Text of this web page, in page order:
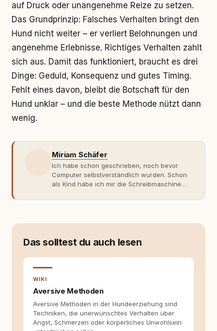
auf Druck oder unangenehme Reize zu setzen.
Das Grundprinzip: Falsches Verhalten bringt den
Hund nicht weiter – er verliert Belohnungen und
angenehme Erlebnisse. Richtiges Verhalten zahlt
sich aus. Damit das funktioniert, braucht es drei
Dinge: Geduld, Konsequenz und gutes Timing.
Fehlt eines davon, bleibt die Botschaft für den
Hund unklar – und die beste Methode nützt dann
wenig.
Miriam Schäfer
Ich habe schon geschrieben, noch bevor
Computer selbstverständlich wurden. Schon
als Kind habe ich mir die Schreibmaschine
getippt: Geschichten, Beobachtungen,
weniger guten Erfahrungen. Umso mehr hat
erlebt habe, wie verantwortungsvoll und
bewusst gute Hundehaltung funktionieren
als Content Managerin an vielen Stellen
beteiligt, an denen aus Ideen fertige Beiträge
werden. Ich recherchiere Themen, plane
Inhalte, schreibe Artikel, begleite Gastbeiträge
Das solltest du auch lesen
WIKI
Aversive Methoden
Aversive Methoden in der Hundeerziehung sind
Techniken, die unerwünschtes Verhalten über
Angst, Schmerzen oder körperliches Unwohlsein